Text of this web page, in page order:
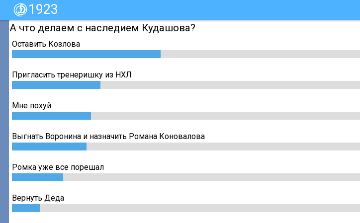
1923
А что делаем с наследием Кудашова?
Оставить Козлова
Пригласить тренеришку из НХЛ
Мне похуй
Выгнать Воронина и назначить Романа Коновалова
Ромка уже все порешал
Вернуть Деда